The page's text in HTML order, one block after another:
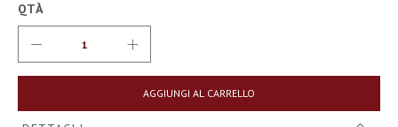
QTÀ
AGGIUNGI AL CARRELLO